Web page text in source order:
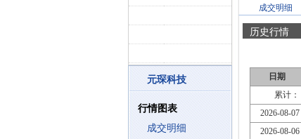
元琛科技
行情图表
成交明细
成交明细
历史行情
日期
累计：
2026-08-07
2026-08-06